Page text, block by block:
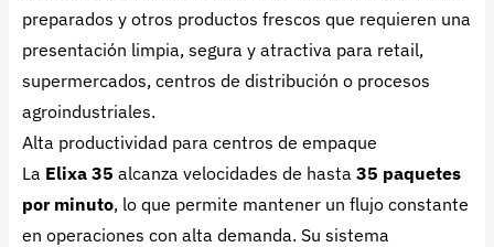
preparados y otros productos frescos que requieren una
presentación limpia, segura y atractiva para retail,
supermercados, centros de distribución o procesos
agroindustriales.
Alta productividad para centros de empaque
La Elixa 35 alcanza velocidades de hasta 35 paquetes
por minuto, lo que permite mantener un flujo constante
en operaciones con alta demanda. Su sistema